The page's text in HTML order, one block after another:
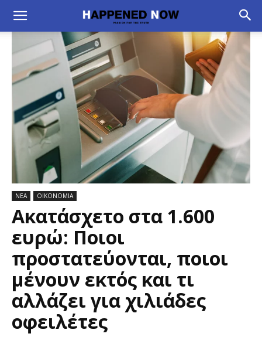
ΝΕΑ ΟΙΚΟΝΟΜΙΑ
Ακατάσχετο στα 1.600
ευρώ: Ποιοι
προστατεύονται, ποιοι
μένουν εκτός και τι
αλλάζει για χιλιάδες
οφειλέτες